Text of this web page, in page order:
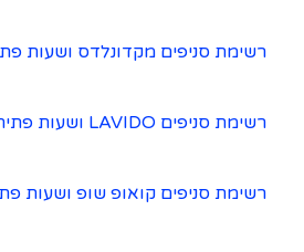
רשימת סניפים מקדונלדס ושעות
רשימת סניפים LAVIDO ושעות פתיחה
רשימת סניפים קואופ שופ ושעות